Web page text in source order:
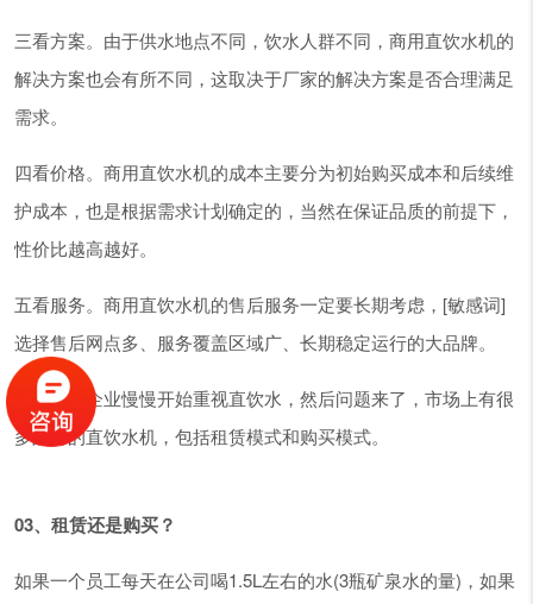
三看方案。由于供水地点不同，饮水人群不同，商用直饮水机的
解决方案也会有所不同，这取决于厂家的解决方案是否合理满足
需求。
四看价格。商用直饮水机的成本主要分为初始购买成本和后续维
护成本，也是根据需求计划确定的，当然在保证品质的前提下，
性价比越高越好。
五看服务。商用直饮水机的售后服务一定要长期考虑，[敏感词]
选择售后网点多、服务覆盖区域广、长期稳定运行的大品牌。
现在很多企业慢慢开始重视直饮水，然后问题来了，市场上有很
多品牌的直饮水机，包括租赁模式和购买模式。
03、租赁还是购买？
如果一个员工每天在公司喝1.5L左右的水(3瓶矿泉水的量)，如果